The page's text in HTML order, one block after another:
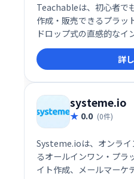
Teachableは、初心者で
作成・販売できるプラッ
ドロップ式の直感的なイ
イズなどを自由に組み
ースを制作できます。高
広い学習ニーズに対応
れ、オンライン教育ビジ
す。
詳
systeme.io
0.0 (0件)
Systeme.ioは、オンライ
るオールインワン・プラ
イト作成、メールマーケ